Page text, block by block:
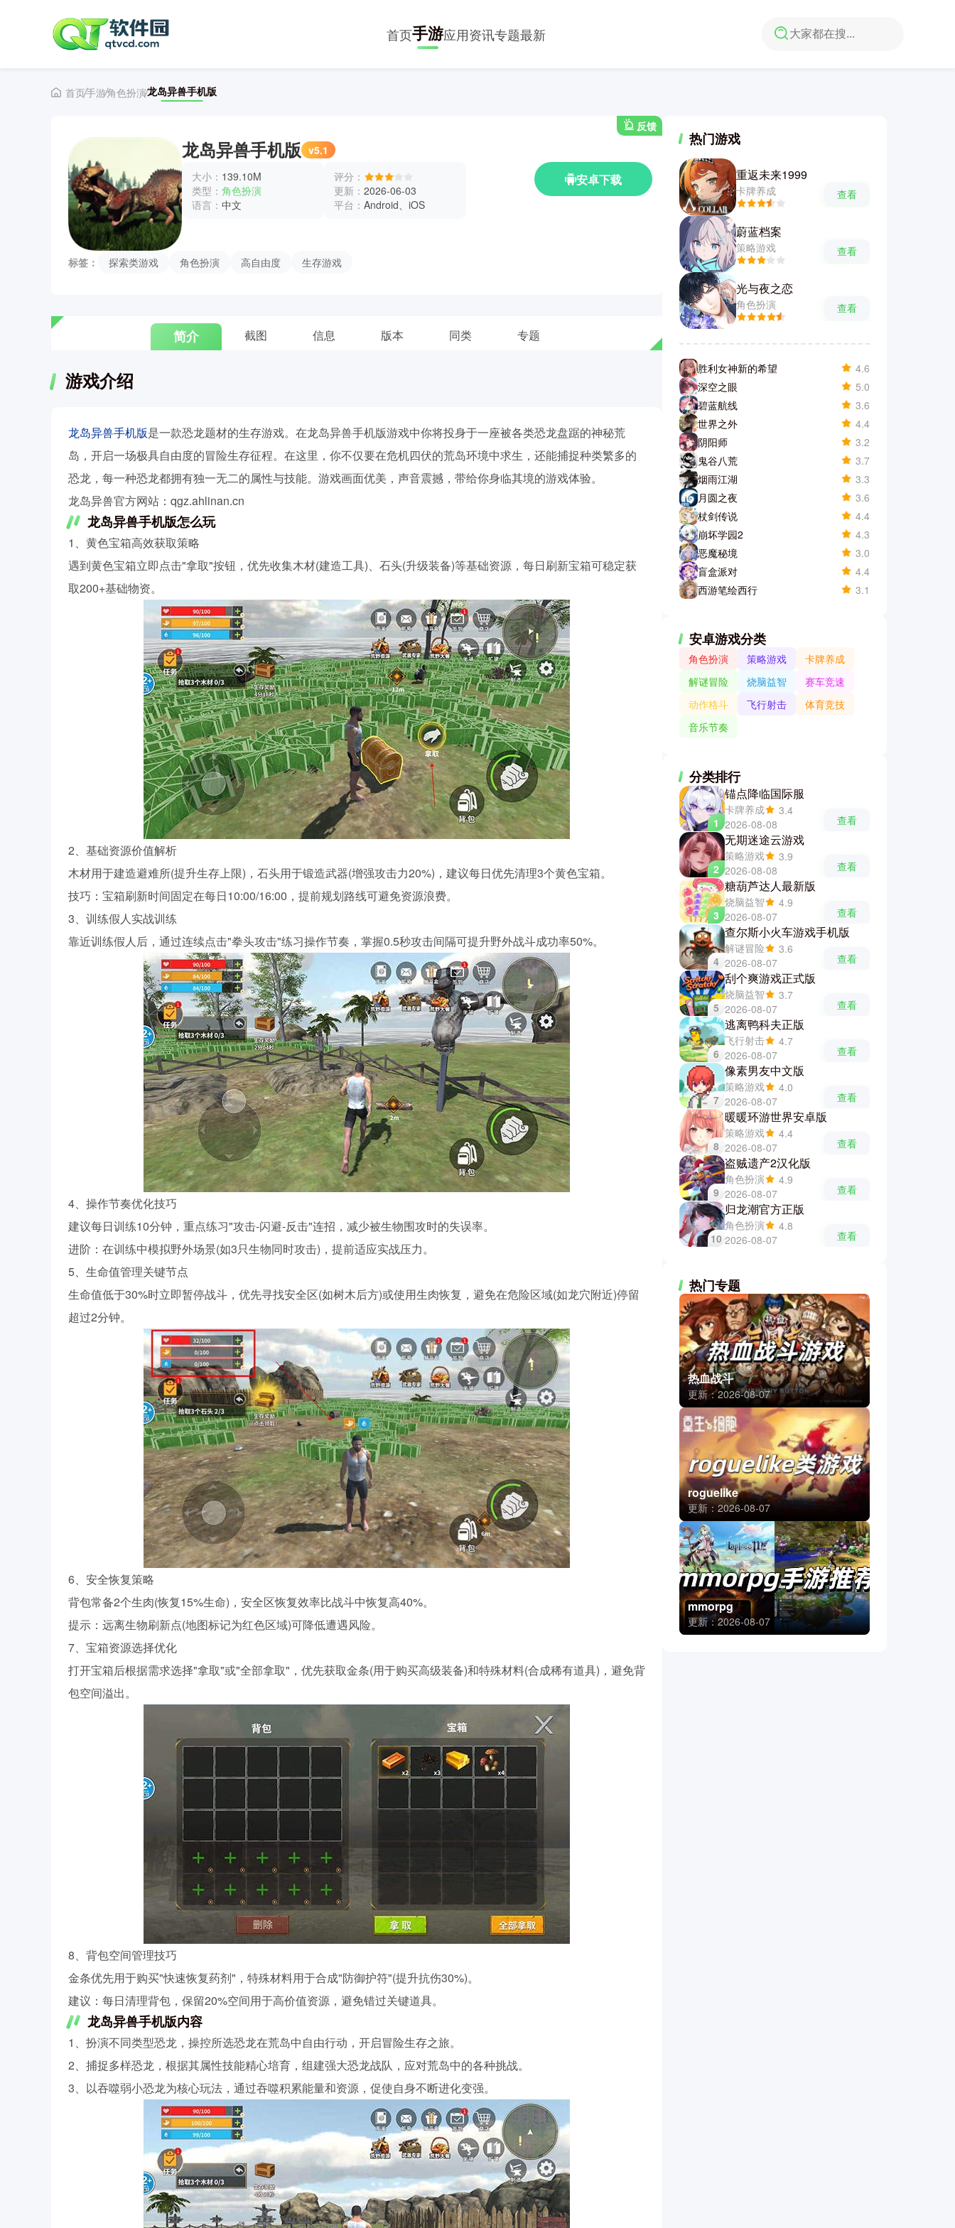
首页手游应用资讯专题最新
首页手游角色扮演龙岛异兽手机版
反馈
龙岛异兽手机版 v5.1
大小： 139.10M
类型： 角色扮演
语言： 中文
评分：
更新： 2026-06-03
平台： Android、iOS
安卓下载
标签： 探索类游戏 角色扮演 高自由度 生存游戏
简介 截图 信息 版本 同类 专题
游戏介绍
龙岛异兽手机版是一款恐龙题材的生存游戏。在龙岛异兽手机版游戏中你将投身于一座被各类恐龙盘踞的神秘荒
岛，开启一场极具自由度的冒险生存征程。在这里，你不仅要在危机四伏的荒岛环境中求生，还能捕捉种类繁多的
恐龙，每一种恐龙都拥有独一无二的属性与技能。游戏画面优美，声音震撼，带给你身临其境的游戏体验。
龙岛异兽官方网站：qgz.ahlinan.cn
龙岛异兽手机版怎么玩
1、黄色宝箱高效获取策略
遇到黄色宝箱立即点击"拿取"按钮，优先收集木材(建造工具)、石头(升级装备)等基础资源，每日刷新宝箱可稳定获
取200+基础物资。
2、基础资源价值解析
木材用于建造避难所(提升生存上限)，石头用于锻造武器(增强攻击力20%)，建议每日优先清理3个黄色宝箱。
技巧：宝箱刷新时间固定在每日10:00/16:00，提前规划路线可避免资源浪费。
3、训练假人实战训练
靠近训练假人后，通过连续点击"拳头攻击"练习操作节奏，掌握0.5秒攻击间隔可提升野外战斗成功率50%。
4、操作节奏优化技巧
建议每日训练10分钟，重点练习"攻击-闪避-反击"连招，减少被生物围攻时的失误率。
进阶：在训练中模拟野外场景(如3只生物同时攻击)，提前适应实战压力。
5、生命值管理关键节点
生命值低于30%时立即暂停战斗，优先寻找安全区(如树木后方)或使用生肉恢复，避免在危险区域(如龙穴附近)停留
超过2分钟。
6、安全恢复策略
背包常备2个生肉(恢复15%生命)，安全区恢复效率比战斗中恢复高40%。
提示：远离生物刷新点(地图标记为红色区域)可降低遭遇风险。
7、宝箱资源选择优化
打开宝箱后根据需求选择"拿取"或"全部拿取"，优先获取金条(用于购买高级装备)和特殊材料(合成稀有道具)，避免背
包空间溢出。
8、背包空间管理技巧
金条优先用于购买"快速恢复药剂"，特殊材料用于合成"防御护符"(提升抗伤30%)。
建议：每日清理背包，保留20%空间用于高价值资源，避免错过关键道具。
龙岛异兽手机版内容
1、扮演不同类型恐龙，操控所选恐龙在荒岛中自由行动，开启冒险生存之旅。
2、捕捉多样恐龙，根据其属性技能精心培育，组建强大恐龙战队，应对荒岛中的各种挑战。
3、以吞噬弱小恐龙为核心玩法，通过吞噬积累能量和资源，促使自身不断进化变强。
热门游戏
重返未来1999
卡牌养成 查看
蔚蓝档案
策略游戏 查看
光与夜之恋
角色扮演 查看
胜利女神新的希望
4.6
深空之眼
5.0
碧蓝航线
3.6
世界之外
4.4
阴阳师
3.2
鬼谷八荒
3.7
烟雨江湖
3.3
月圆之夜
3.6
杖剑传说
4.4
崩坏学园2
4.3
恶魔秘境
3.0
盲盒派对
4.4
西游笔绘西行
3.1
安卓游戏分类
角色扮演 策略游戏
卡牌养成
解谜冒险
烧脑益智
赛车竞速
动作格斗
飞行射击
体育竞技
音乐节奏
分类排行
1
锚点降临国际服
卡牌养成
3.4
2026-08-08
查看
2
无期迷途云游戏
策略游戏
3.9
2026-08-08
查看
3
糖葫芦达人最新版
烧脑益智
4.9
2026-08-07
查看
4
查尔斯小火车游戏手机版
解谜冒险
3.6
2026-08-07
查看
5
刮个爽游戏正式版
烧脑益智
3.7
2026-08-07
查看
6
逃离鸭科夫正版
飞行射击
4.7
2026-08-07
查看
7
像素男友中文版
策略游戏
4.0
2026-08-07
查看
8
暖暖环游世界安卓版
策略游戏
4.4
2026-08-07
查看
9
盗贼遗产2汉化版
角色扮演
4.9
2026-08-07
查看
10
归龙潮官方正版
角色扮演
4.8
2026-08-07
查看
热门专题
热血战斗
更新：2026-08-07
roguelike
更新：2026-08-07
mmorpg
更新：2026-08-07